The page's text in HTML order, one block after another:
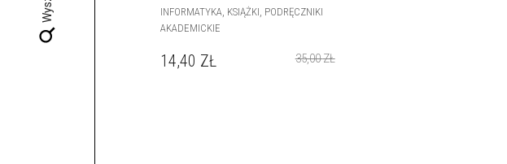
INFORMATYKA, KSIĄŻKI, PODRĘCZNIKI
AKADEMICKIE
35,00ZŁ
14,40 ZŁ